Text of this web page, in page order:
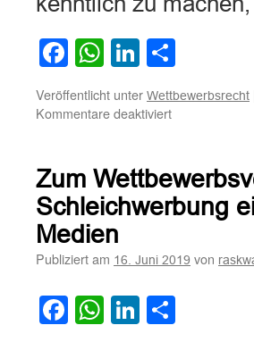
Facebook
WhatsApp
LinkedIn
Veröffentlicht unter Wettbewerbsrecht
Kommentare deaktiviertfür
Werbung
eines
Influencers
auf
Zum
Schleichwerbung
Medien
Publiziert am 16. Juni 2019 von
Facebook
WhatsApp
LinkedIn